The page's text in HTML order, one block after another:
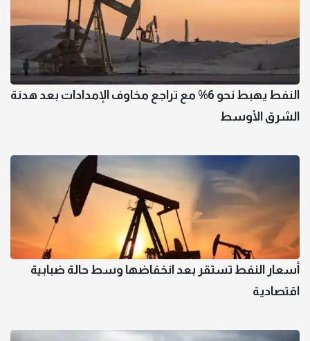
النفط يهبط نحو 6% مع تراجع مخاوف الإمدادات بعد هدنة
الشرق الأوسط
أسعار النفط تستقر بعد انخفاضها وسط حالة ضبابية
اقتصادية